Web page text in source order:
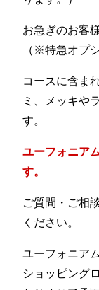
お急ぎのお客
（※特急オプ
コースに含ま
ミ、メッキや
す。
ユーフォニア
す。
ご質問・ご相
ください。
ユーフォニア
ショッピング